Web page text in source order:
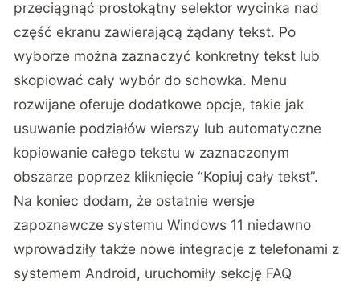
przeciągnąć prostokątny selektor wycinka nad
część ekranu zawierającą żądany tekst. Po
wyborze można zaznaczyć konkretny tekst lub
skopiować cały wybór do schowka. Menu
rozwijane oferuje dodatkowe opcje, takie jak
usuwanie podziałów wierszy lub automatyczne
kopiowanie całego tekstu w zaznaczonym
obszarze poprzez kliknięcie “Kopiuj cały tekst”.
Na koniec dodam, że ostatnie wersje
zapoznawcze systemu Windows 11 niedawno
wprowadziły także nowe integracje z telefonami z
systemem Android, uruchomiły sekcję FAQ